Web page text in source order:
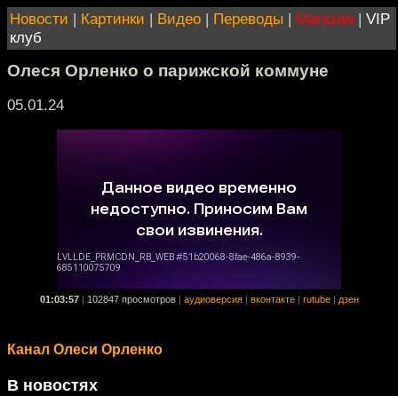
Новости | Картинки | Видео | Переводы | Магазин | VIP
клуб
Олеся Орленко о парижской коммуне
05.01.24
01:03:57 102847 просмотров аудиоверсия вконтакте rutube дзен
Канал Олеси Орленко
В новостях